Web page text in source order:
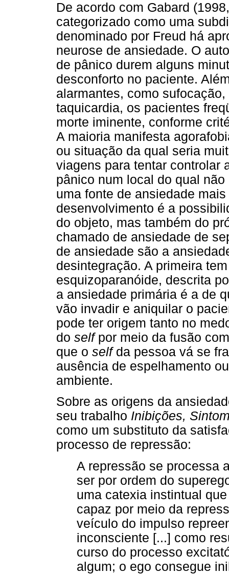
De acordo com Gabard
categorizado como uma
denominado por Freud há
neurose de ansiedade. O
de pânico durem alguns
desconforto no paciente.
alarmantes, como
taquicardia, os pacientes
morte iminente, conforme
A maioria manifesta
ou situação da qual seria
viagens para tentar controlar
pânico num local do qual
uma fonte de ansiedade
desenvolvimento é a
do objeto, mas também do
chamado de ansiedade de
de ansiedade são a
desintegração. A primeira
esquizoparanóide, descrita
a ansiedade primária é a de
vão invadir e aniquilar o
pode ter origem tanto no
do selfpor meio da fusão
que o selfda pessoa vá se
ausência de espelhamento
ambiente.
Sobre as origens da
seu trabalho Inibições,
como um substituto da
processo de repressão:
A repressão se processa
ser por ordem do
uma catexia instintual
capaz por meio da
veículo do impulso
inconsciente [...] como
curso do processo
algum; o ego consegue